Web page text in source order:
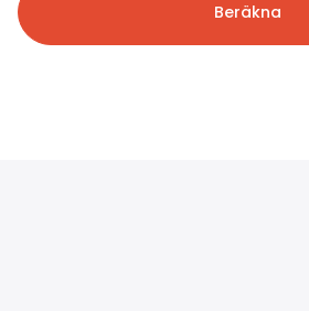
Beräkna